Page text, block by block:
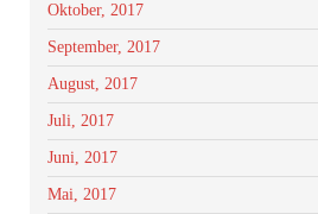
Oktober, 2017
September, 2017
August, 2017
Juli, 2017
Juni, 2017
Mai, 2017